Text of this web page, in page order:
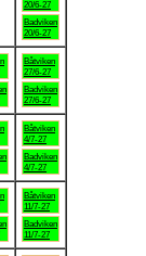
20/6-27
Badviken
20/6-27
Båtviken
27/6-27
Badviken
27/6-27
Båtviken
4/7-27
Badviken
4/7-27
Båtviken
11/7-27
Badviken
11/7-27